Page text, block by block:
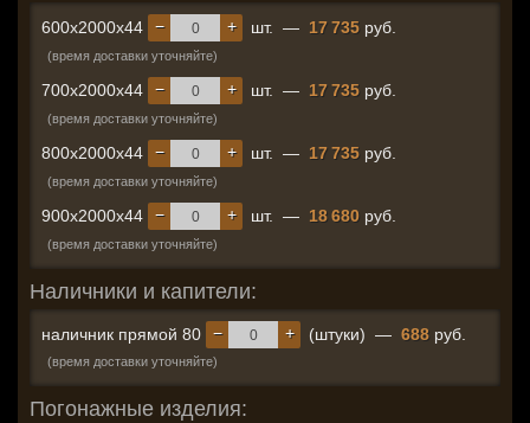
600x2000x44 +
− шт. — 17 735 руб.
(время доставки уточняйте)
700x2000x44 +
− шт. — 17 735 руб.
(время доставки уточняйте)
800x2000x44 +
− шт. — 17 735 руб.
(время доставки уточняйте)
900x2000x44 +
− шт. — 18 680 руб.
(время доставки уточняйте)
Наличники и капители:
наличник прямой 80 +
− (штуки) — 688 руб.
(время доставки уточняйте)
Погонажные изделия: